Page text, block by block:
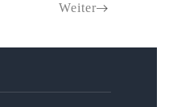
Weiter